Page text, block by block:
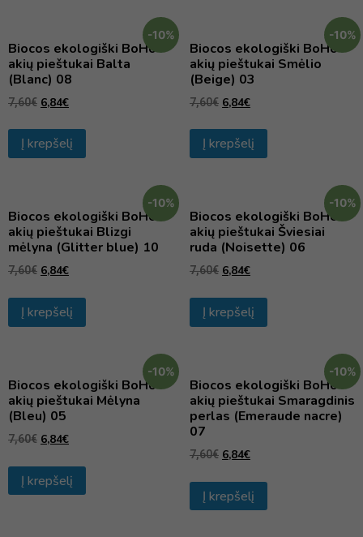
-10%
Biocos ekologiški BoHo
akių pieštukai Balta
(Blanc) 08
7,60€ 6,84€
Į krepšelį
-10%
Biocos ekologiški BoHo
akių pieštukai Smėlio
(Beige) 03
7,60€ 6,84€
Į krepšelį
-10%
Biocos ekologiški BoHo
akių pieštukai Blizgi
mėlyna (Glitter blue) 10
7,60€ 6,84€
Į krepšelį
-10%
Biocos ekologiški BoHo
akių pieštukai Šviesiai
ruda (Noisette) 06
7,60€ 6,84€
Į krepšelį
-10%
Biocos ekologiški BoHo
akių pieštukai Mėlyna
(Bleu) 05
7,60€ 6,84€
Į krepšelį
-10%
Biocos ekologiški BoHo
akių pieštukai Smaragdinis
perlas (Emeraude nacre)
07
7,60€ 6,84€
Į krepšelį